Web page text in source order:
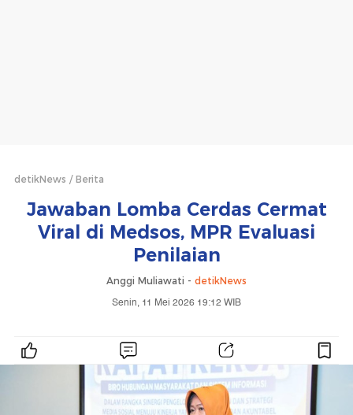
detikNews Berita
Jawaban Lomba Cerdas Cermat
Viral di Medsos, MPR Evaluasi
Penilaian
Anggi Muliawati - detikNews
Senin, 11 Mei 2026 19:12 WIB